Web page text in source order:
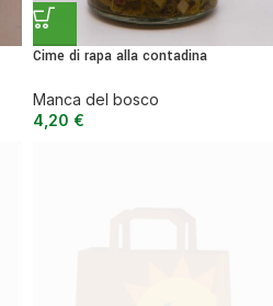
Cime di rapa alla contadina
Manca del bosco
4,20 €